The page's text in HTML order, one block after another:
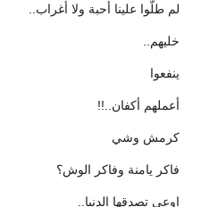
لم طلّوا علينا أحبة ولا أغراب..
خليهم..
ينفعوا
أعملهم أكفان..!!
كرمش وشي
فاكر يامنة وفاكر الوش؟
إوعى تصدقها الدنيا..